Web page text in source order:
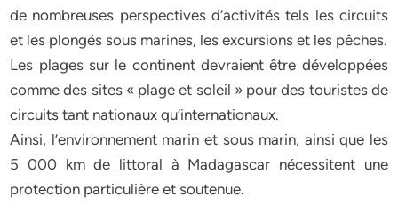
de nombreuses perspectives d’activités tels les circuits
et les plongés sous marines, les excursions et les pêches.
Les plages sur le continent devraient être développées
comme des sites « plage et soleil » pour des touristes de
circuits tant nationaux qu’internationaux.
Ainsi, l’environnement marin et sous marin, ainsi que les
5 000 km de littoral à Madagascar nécessitent une
protection particulière et soutenue.